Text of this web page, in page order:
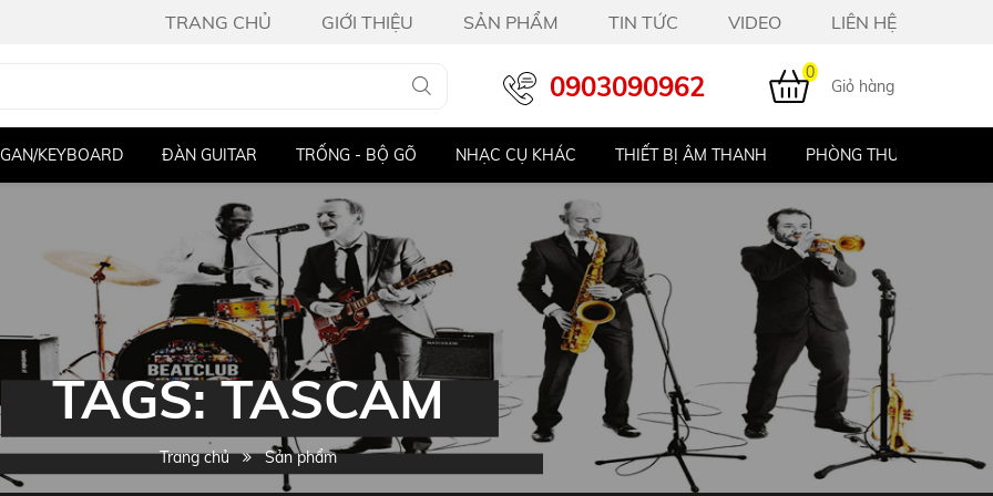
TRANG CHỦ GIỚI THIỆU SẢN PHẨM TIN TỨC VIDEO LIÊN HỆ
0903090962 0
Giỏ hàng
KEYBOARD ĐÀN GUITAR TRỐNG - BỘ GÕ NHẠC CỤ KHÁC THIẾT BỊ ÂM THANH PHÒNG THU STUDIO
TAGS: TASCAM
Trang chủ Sản phẩm